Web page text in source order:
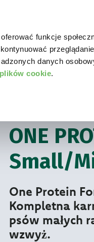
funkcje
danych
cookie.
DLA KOTA GDZIE
ONE
Small/
One Protein
Kompletna
psów małych
wzwyż.